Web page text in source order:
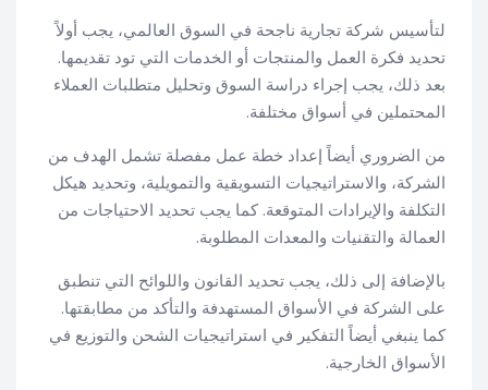
لتأسيس شركة تجارية ناجحة في السوق العالمي، يجب أولاً
تحديد فكرة العمل والمنتجات أو الخدمات التي تود تقديمها.
بعد ذلك، يجب إجراء دراسة السوق وتحليل متطلبات العملاء
المحتملين في أسواق مختلفة.
من الضروري أيضاً إعداد خطة عمل مفصلة تشمل الهدف من
الشركة، والاستراتيجيات التسويقية والتمويلية، وتحديد هيكل
التكلفة والإيرادات المتوقعة. كما يجب تحديد الاحتياجات من
العمالة والتقنيات والمعدات المطلوبة.
بالإضافة إلى ذلك، يجب تحديد القانون واللوائح التي تنطبق
على الشركة في الأسواق المستهدفة والتأكد من مطابقتها.
كما ينبغي أيضاً التفكير في استراتيجيات الشحن والتوزيع في
الأسواق الخارجية.